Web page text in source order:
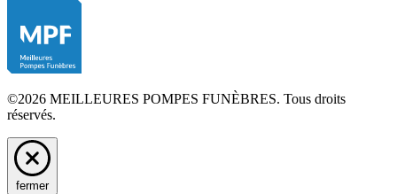
©2026 MEILLEURES POMPES FUNÈBRES. Tous droits
réservés.
fermer